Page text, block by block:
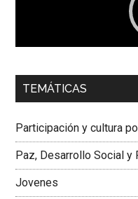
00:00
Dra. Carolina Corcho
Colombiana
TEMÁTICAS
Participación y cultura
Paz, Desarrollo Social
Jovenes